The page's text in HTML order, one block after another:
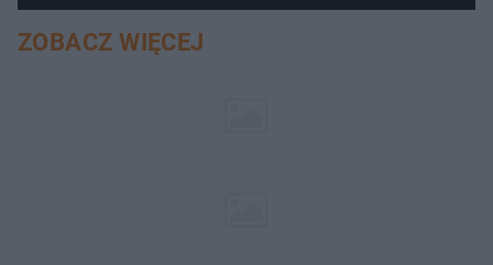
ZOBACZ WIĘCEJ